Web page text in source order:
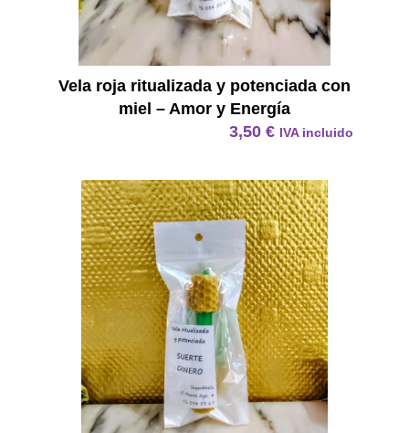
Vela roja ritualizada y potenciada con
miel – Amor y Energía
3,50 € IVA incluido